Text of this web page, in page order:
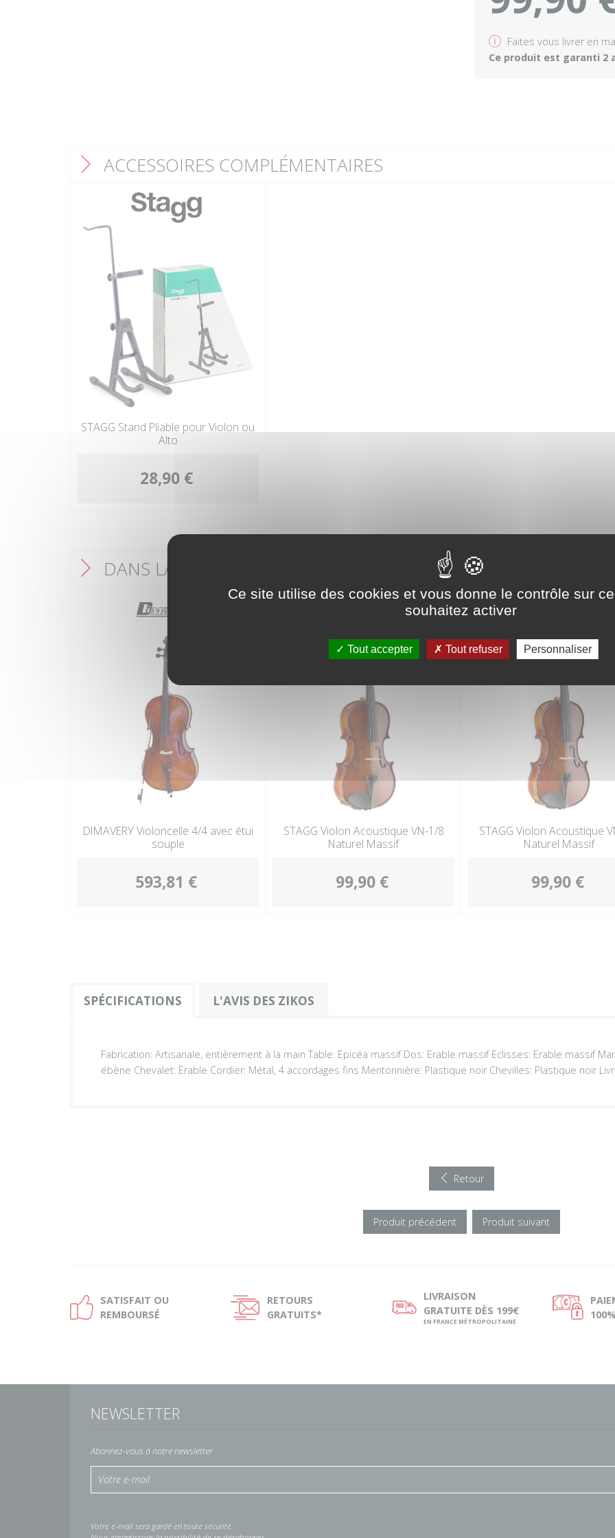
v Faites vous livrer en
Ce produit est garanti 2
F ACCESSOIRES COMPLÉMENTAIRES
STAGG Stand Pliable pour Violon ou
Alto
28,90 €
F DANS LA MÊME CATÉGORIE
DIMAVERY Violoncelle 4/4 avec étui
souple
593,81 €
STAGG Violon Acoustique VN-1/8
Naturel Massif
99,90 €
STAGG Violon Acoustique
Naturel Massif
99,90 €
SPÉCIFICATIONS L'AVIS DES ZIKOS
Fabrication: Artisanale, entièrement à la main Table: Epicéa massif Dos: Erable massif Eclisses: Erable massif
ébène Chevalet: Erable Cordier: Métal, 4 accordages fins Mentonnière: Plastique noir Chevilles: Plastique noir
Retour
Produit précédent Produit suivant
Ð SATISFAIT OU
REMBOURSÉ
Ñ
RETOURS
GRATUITS*
ø LIVRAISON
GRATUITE DÈS 199€
EN FRANCE MÉTROPOLITAINE
Ø
NEWSLETTER
Abonnez-vous à notre newsletter
Votre e-mail sera gardé en toute sécurité.
Ce site utilise des cookies et vous donne le contrôle sur
souhaitez activer
Tout accepter Tout refuser Personnaliser